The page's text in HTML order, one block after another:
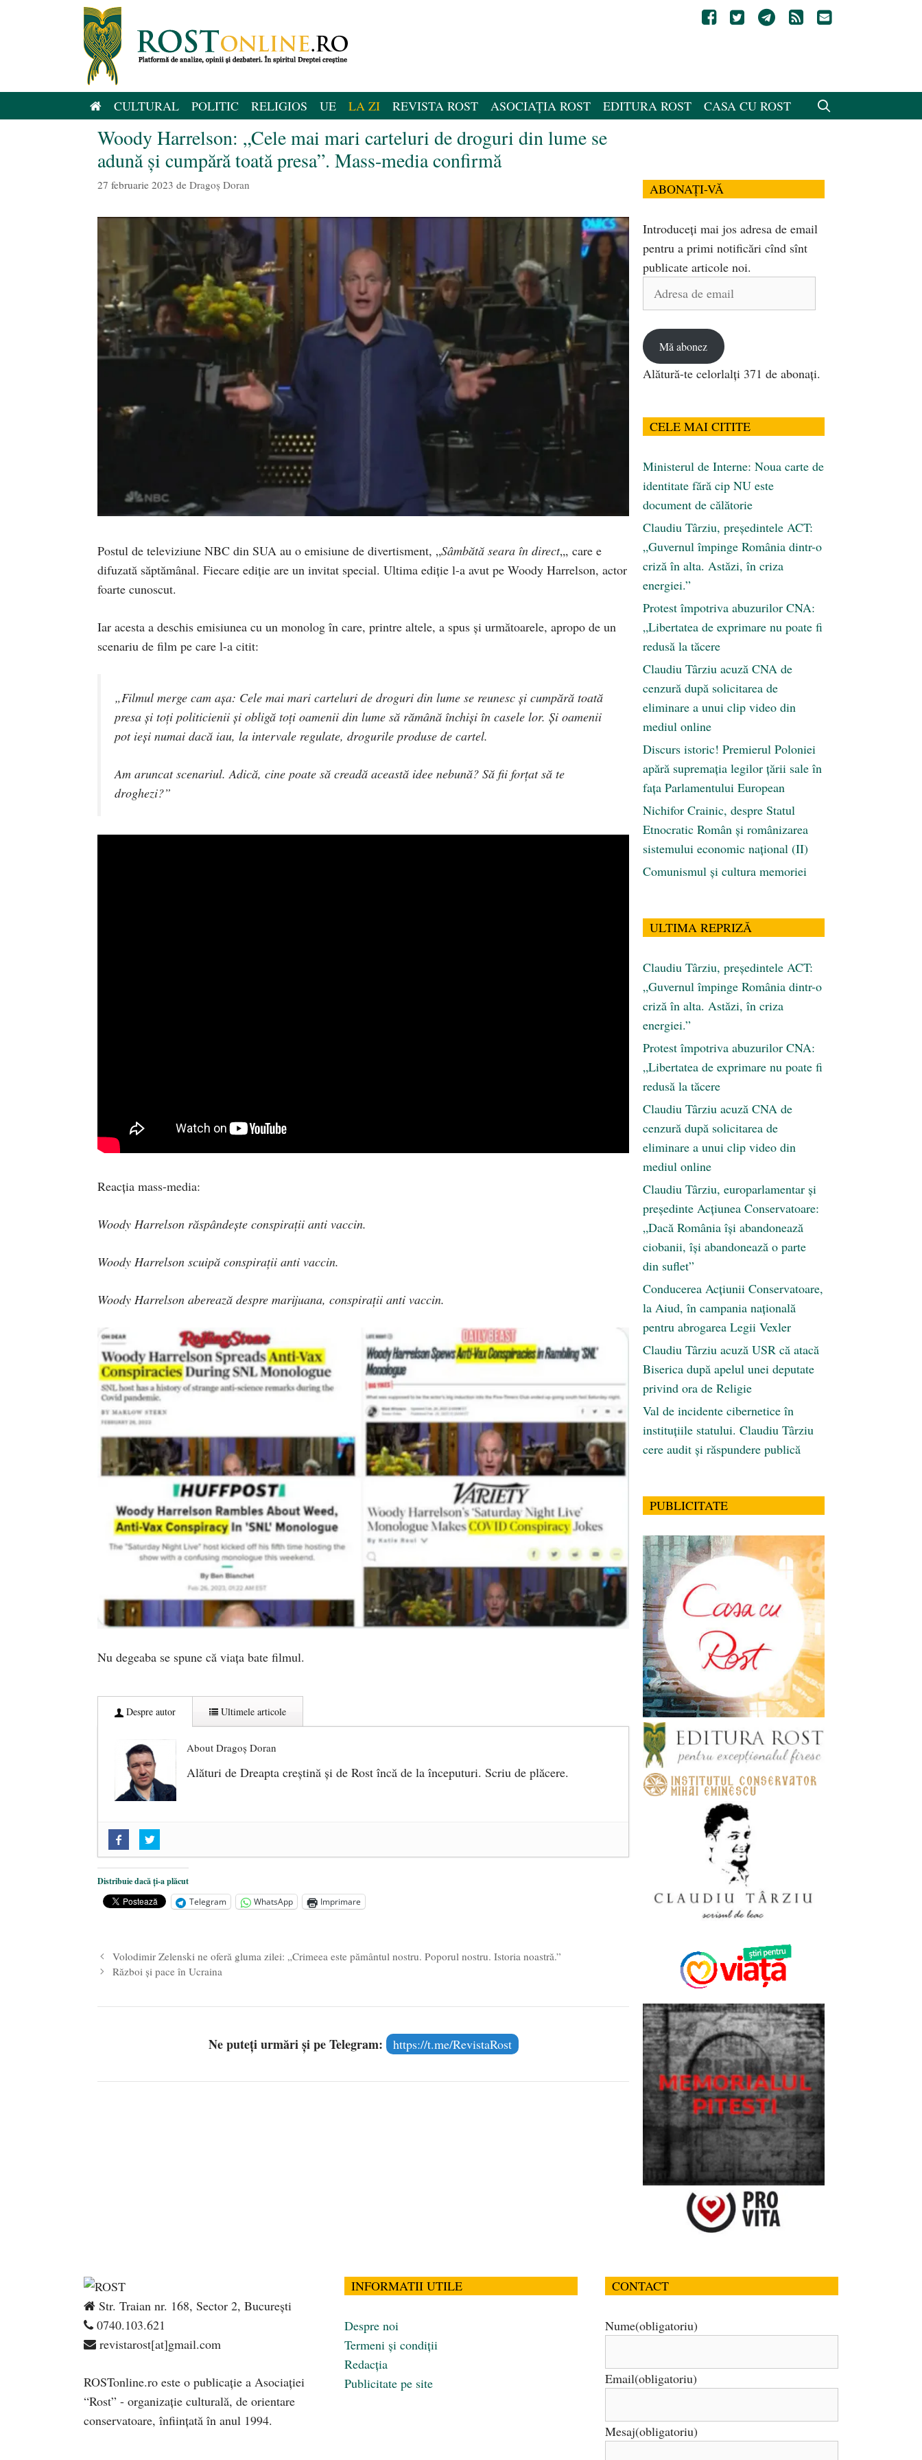
CULTURAL POLITIC RELIGIOS UE LA ZI REVISTA ROST ASOCIAȚIA ROST EDITURA ROST CASA CU ROST
Woody Harrelson: „Cele mai mari carteluri de droguri din lume se
adună și cumpără toată presa”. Mass-media confirmă
27 februarie 2023 de Dragoș Doran
Postul de televiziune NBC din SUA au o emisiune de divertisment, „Sâmbătă seara în direct„, care e
difuzată săptămânal. Fiecare ediție are un invitat special. Ultima ediție l-a avut pe Woody Harrelson, actor
foarte cunoscut.
Iar acesta a deschis emisiunea cu un monolog în care, printre altele, a spus și următoarele, apropo de un
scenariu de film pe care l-a citit:
„Filmul merge cam așa: Cele mai mari carteluri de droguri din lume se reunesc și cumpără toată
presa și toți politicienii și obligă toți oamenii din lume să rămână închiși în casele lor. Și oamenii
pot ieși numai dacă iau, la intervale regulate, drogurile produse de cartel.
Am aruncat scenariul. Adică, cine poate să creadă această idee nebună? Să fii forțat să te
droghezi?”
Reacția mass-media:
Woody Harrelson răspândește conspirații anti vaccin.
Woody Harrelson scuipă conspirații anti vaccin.
Woody Harrelson aberează despre marijuana, conspirații anti vaccin.
Nu degeaba se spune că viața bate filmul.
Despre autor Ultimele articole
About Dragoș Doran
Alături de Dreapta creștină și de Rost încă de la începuturi. Scriu de plăcere.
„Acum nu e momentul”
O nouă autostradă distruge pădurea amazoniană, pentru summitul climatic COP30 - 14 martie
2025
Alegeri controlate - 11 martie 2025
Distribuie dacă ți-a plăcut
Telegram
WhatsApp Imprimare
Volodimir Zelenski ne oferă gluma zilei: „Crimeea este pământul nostru. Poporul nostru. Istoria noastră.”
Război și pace în Ucraina
Ne puteți urmări și pe Telegram: https://t.me/RevistaRost
ABONAȚI-VĂ
Introduceți mai jos adresa de email
pentru a primi notificări cînd sînt
publicate articole noi.
Adresa
Mă abonez
Alătură-te celorlalți 371 de abonați.
CELE MAI CITITE
Ministerul de Interne: Noua carte de
identitate fără cip NU este
document de călătorie
Claudiu Târziu, președintele ACT:
„Guvernul împinge România dintr-o
criză în alta. Astăzi, în criza
energiei.”
Protest împotriva abuzurilor CNA:
„Libertatea de exprimare nu poate fi
redusă la tăcere
Claudiu Târziu acuză CNA de
cenzură după solicitarea de
eliminare a unui clip video din
mediul online
Discurs istoric! Premierul Poloniei
apără supremația legilor țării sale în
fața Parlamentului European
Nichifor Crainic, despre Statul
Etnocratic Român şi românizarea
sistemului economic naţional (II)
Comunismul şi cultura memoriei
ULTIMA REPRIZĂ
Claudiu Târziu, președintele ACT:
„Guvernul împinge România dintr-o
criză în alta. Astăzi, în criza
energiei.”
Protest împotriva abuzurilor CNA:
„Libertatea de exprimare nu poate fi
redusă la tăcere
Claudiu Târziu acuză CNA de
cenzură după solicitarea de
eliminare a unui clip video din
mediul online
Claudiu Târziu, europarlamentar și
președinte Acțiunea Conservatoare:
„Dacă România își abandonează
ciobanii, își abandonează o parte
din suflet”
Conducerea Acțiunii Conservatoare,
la Aiud, în campania națională
pentru abrogarea Legii Vexler
Claudiu Târziu acuză USR că atacă
Biserica după apelul unei deputate
privind ora de Religie
Val de incidente cibernetice în
instituțiile statului. Claudiu Târziu
cere audit și răspundere publică
PUBLICITATE
Str. Traian nr. 168, Sector 2, București
0740.103.621
revistarost[at]gmail.com
ROSTonline.ro este o publicaţie a Asociaţiei
“Rost” - organizaţie culturală, de orientare
conservatoare, înfiinţată în anul 1994.
INFORMATII UTILE
Despre noi
Termeni și condiții
Redacția
Publicitate pe site
CONTACT
Nume(obligatoriu)
Email(obligatoriu)
Mesaj(obligatoriu)